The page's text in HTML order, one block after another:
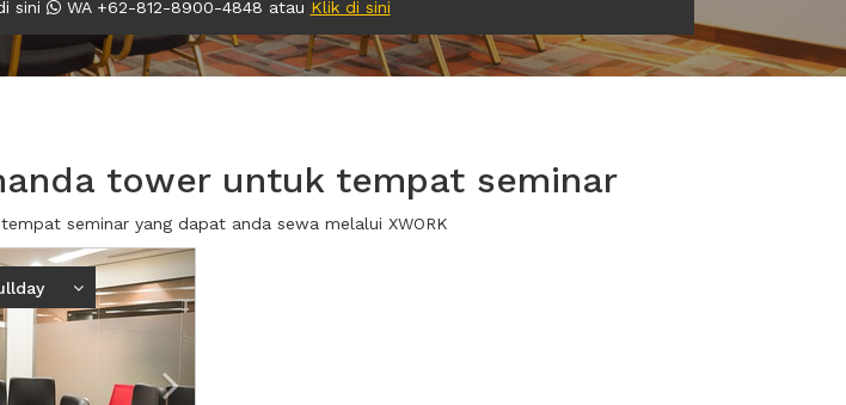
sini WA +62-812-8900-4848 atau Klik di sini
tower untuk tempat seminar
seminar yang dapat anda sewa melalui XWORK
Next2